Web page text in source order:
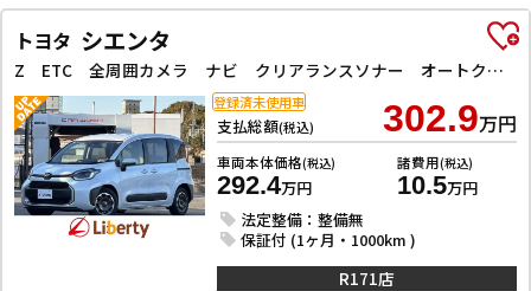
トヨタ シエンタ
Z ETC 全周囲カメラ ナビ クリアランスソナー オートクルーズコントロール レーンアシスト 衝突被害軽減システム 両側電動スライドドア オートライト LEDヘッドランプ スマートキー 電動格納ミラー
支払総額(税込) 302.9万円
車両本体価格(税込)
292.4万円
諸費用(税込)
10.5万円
法定整備：整備無
保証付 (1ヶ月・1000km )
登録済未使用車
R171店